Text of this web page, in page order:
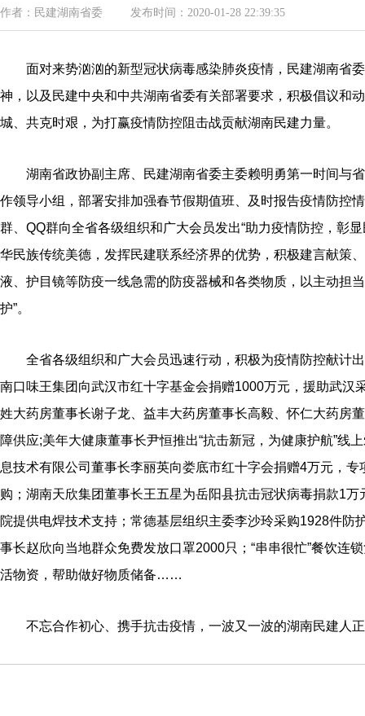
民建湖南省委会开展2024年度理论学
作者：民建湖南省委 发布时间：2020-01-28 22:39:35
面对来势汹汹的新型冠状病毒感染肺炎疫情，民建湖南省
神，以及民建中央和中共湖南省委有关部署要求，积极倡议和
城、共克时艰，为打赢疫情防控阻击战贡献湖南民建力量。
湖南省政协副主席、民建湖南省委主委赖明勇第一时间与
作领导小组，部署安排加强春节假期值班、及时报告疫情防控
群、QQ群向全省各级组织和广大会员发出“助力疫情防控，彰
华民族传统美德，发挥民建联系经济界的优势，积极建言献策
液、护目镜等防疫一线急需的防疫器械和各类物质，以主动担
护”。
全省各级组织和广大会员迅速行动，积极为疫情防控献计
南口味王集团向武汉市红十字基金会捐赠1000万元，援助武
姓大药房董事长谢子龙、益丰大药房董事长高毅、怀仁大药房
障供应;美年大健康董事长尹恒推出“抗击新冠，为健康护航”线
息技术有限公司董事长李丽英向娄底市红十字会捐赠4万元，
购；湖南天欣集团董事长王五星为岳阳县抗击冠状病毒捐款1
院提供电焊技术支持；常德基层组织主委李沙玲采购1928件
事长赵欣向当地群众免费发放口罩2000只； “串串很忙”餐饮连
活物资，帮助做好物质储备……
不忘合作初心、携手抗击疫情，一波又一波的湖南民建人